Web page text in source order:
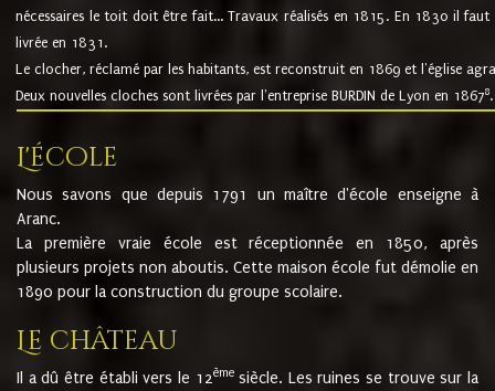
nécessaires le toit doit être fait... Travaux réalisés en 1815. En 1830 il
livrée en 1831.
Le clocher, réclamé par les habitants, est reconstruit en 1869 et l'église
Deux nouvelles cloches sont livrées par l'entreprise BURDIN de Lyon en 18678.
L'école
Nous savons que depuis 1791 un maître d'école enseigne à
Aranc.
La première vraie école est réceptionnée en 1850, après
plusieurs projets non aboutis. Cette maison école fut démolie en
1890 pour la construction du groupe scolaire.
Le château
Il a dû être établi vers le 12èmesiècle. Les ruines se trouve sur la